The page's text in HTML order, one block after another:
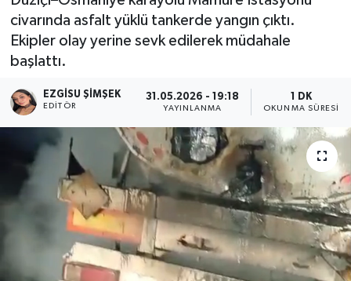
civarında asfalt yüklü tankerde yangın çıktı.
Ekipler olay yerine sevk edilerek müdahale
başlattı.
EZGISU ŞIMŞEK
EDITÖR
31.05.2026 - 19:18
YAYINLANMA
1 DK
OKUNMA SÜRESI